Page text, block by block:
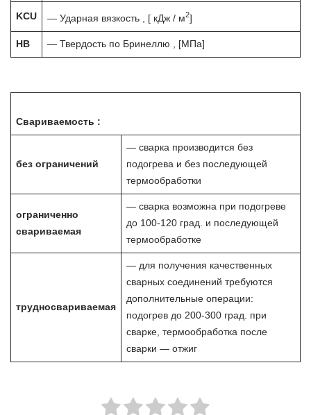
KCU — Ударная вязкость , [ кДж / м2]
HB — Твердость по Бринеллю , [МПа]
Свариваемость :
без ограничений
— сварка производится без
подогрева и без последующей
термообработки
ограниченно
свариваемая
— сварка возможна при подогреве
до 100-120 град. и последующей
термообработке
трудносвариваемая
— для получения качественных
сварных соединений требуются
дополнительные операции:
подогрев до 200-300 град. при
сварке, термообработка после
сварки — отжиг